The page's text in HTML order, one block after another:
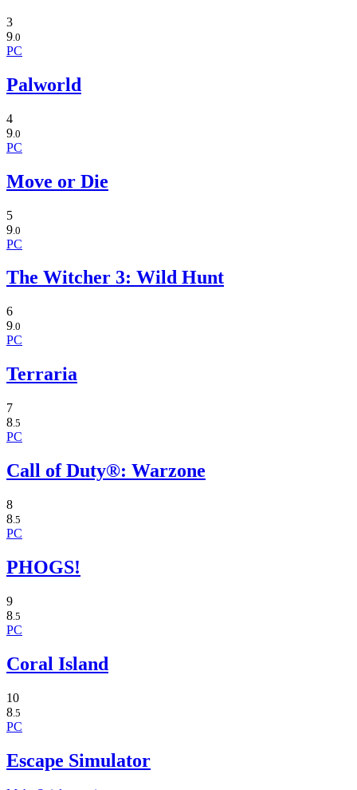
3
9 .0
PC
Palworld
4
9 .0
PC
Move or Die
5
9 .0
PC
The Witcher 3: Wild Hunt
6
9.0
PC
Terraria
7
8.5
PC
Call of Duty®: Warzone
8
8.5
PC
PHOGS!
9
8 .5
PC
Coral Island
10
8 .5
PC
Escape Simulator